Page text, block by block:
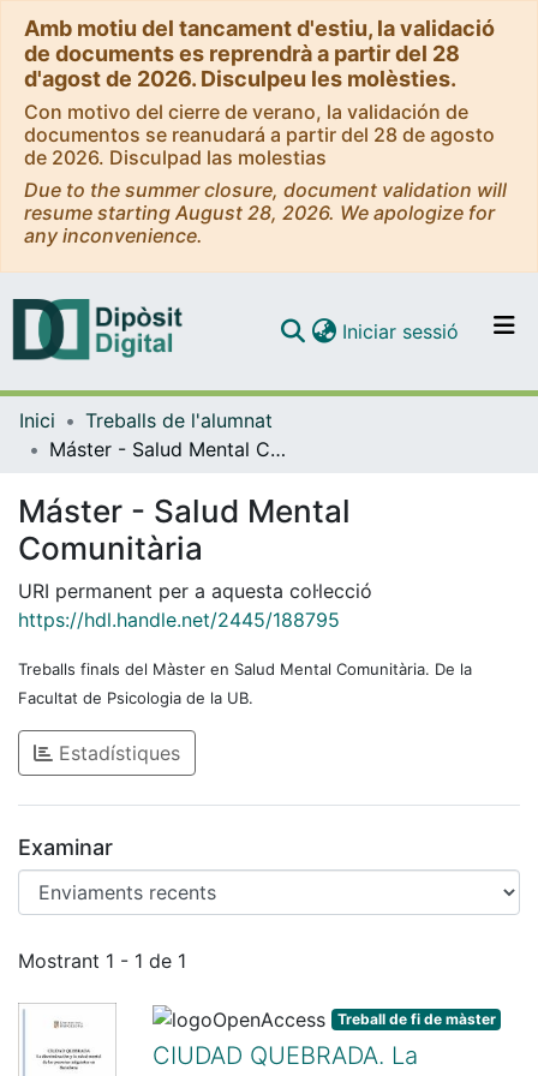
Amb motiu del tancament d'estiu, la validació
de documents es reprendrà a partir del 28
d'agost de 2026. Disculpeu les molèsties.
Con motivo del cierre de verano, la validación de
documentos se reanudará a partir del 28 de agosto
de 2026. Disculpad las molestias
Due to the summer closure, document validation will
resume starting August 28, 2026. We apologize for
any inconvenience.
Navega per tot el DD
Contacte
Iniciar sessió (current)
Inici
Treballs de l'alumnat
Máster - Salud Mental Comunitària
Máster - Salud Mental
Comunitària
URI permanent per a aquesta col·lecció
https://hdl.handle.net/2445/188795
Treballs finals del Màster en Salud Mental Comunitària. De la
Facultat de Psicologia de la UB.
Estadístiques
Examinar
Enviaments recents
Mostrant 1 - 1 de 1
Treball de fi de màster
CIUDAD QUEBRADA. La